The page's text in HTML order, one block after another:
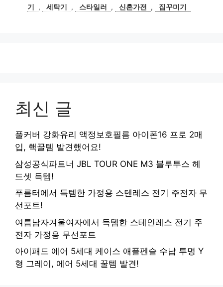
기
, 세탁기 , 스타일러 , 신혼가전 , 집꾸미기
최신 글
풀커버 강화유리 액정보호필름 아이폰16 프로 2매
입, 핵꿀템 발견했어요!
삼성공식파트너 JBL TOUR ONE M3 블루투스 헤
드셋 득템!
푸름터에서 득템한 가정용 스텐레스 전기 주전자 무
선포트!
여름남자겨울여자에서 득템한 스테인레스 전기 주
전자 가정용 무선포트
아이패드 에어 5세대 케이스 애플펜슬 수납 투명 Y
형 그레이, 에어 5세대 꿀템 발견!